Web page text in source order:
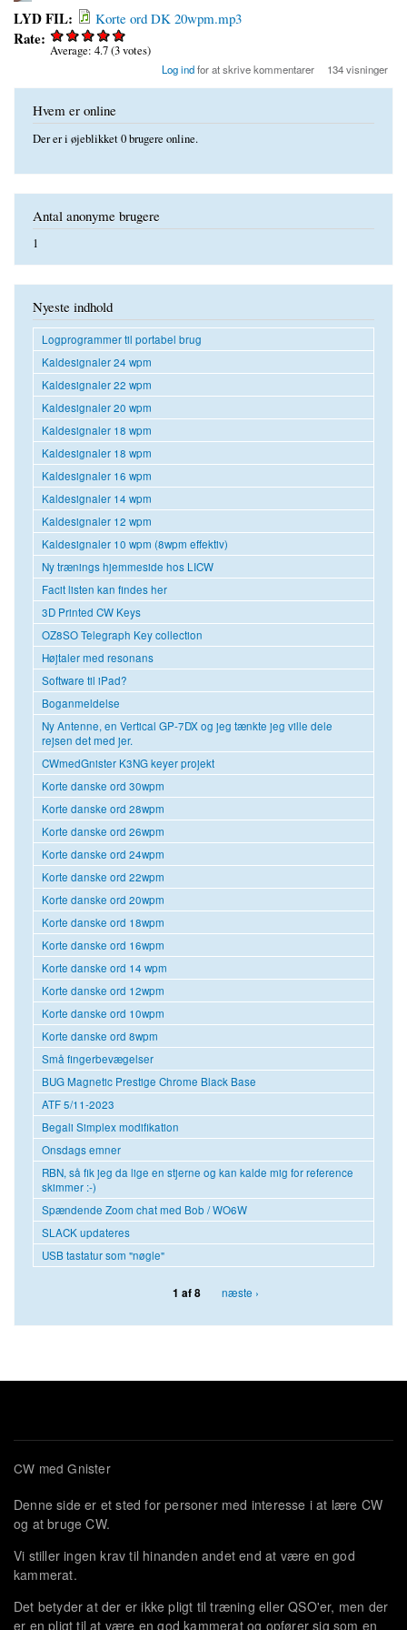
LYD FIL: Korte ord DK 20wpm.mp3
Rate:
Average: 4.7(3votes)
Log indfor at skrive kommentarer 134 visninger
Hvem er online
Der er i øjeblikket 0 brugere online.
Antal anonyme brugere
1
Nyeste indhold
Logprogrammer til portabel brug
Kaldesignaler 24 wpm
Kaldesignaler 22 wpm
Kaldesignaler 20 wpm
Kaldesignaler 18 wpm
Kaldesignaler 18 wpm
Kaldesignaler 16 wpm
Kaldesignaler 14 wpm
Kaldesignaler 12 wpm
Kaldesignaler 10 wpm (8wpm effektiv)
Ny trænings hjemmeside hos LICW
Facit listen kan findes her
3D Printed CW Keys
OZ8SO Telegraph Key collection
Højtaler med resonans
Software til iPad?
Boganmeldelse
Ny Antenne, en Vertical GP-7DX og jeg tænkte jeg ville dele
rejsen det med jer.
CWmedGnister K3NG keyer projekt
Korte danske ord 30wpm
Korte danske ord 28wpm
Korte danske ord 26wpm
Korte danske ord 24wpm
Korte danske ord 22wpm
Korte danske ord 20wpm
Korte danske ord 18wpm
Korte danske ord 16wpm
Korte danske ord 14 wpm
Korte danske ord 12wpm
Korte danske ord 10wpm
Korte danske ord 8wpm
Små fingerbevægelser
BUG Magnetic Prestige Chrome Black Base
ATF 5/11-2023
Begali Simplex modifikation
Onsdags emner
RBN, så fik jeg da lige en stjerne og kan kalde mig for reference
skimmer :-)
Spændende Zoom chat med Bob / WO6W
SLACK updateres
USB tastatur som "nøgle"
1 af 8 næste ›
CW med Gnister
Denne side er et sted for personer med interesse i at lære CW
og at bruge CW.
Vi stiller ingen krav til hinanden andet end at være en god
kammerat.
Det betyder at der er ikke pligt til træning eller QSO'er, men der
er en pligt til at være en god kammerat og opfører sig som en